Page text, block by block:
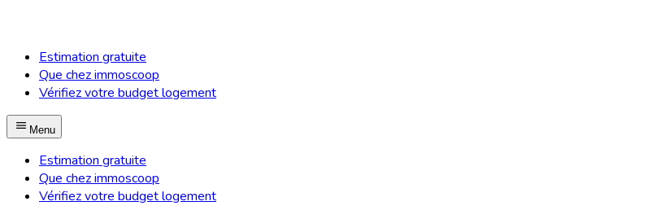
Estimation gratuite
Que chez immoscoop
Vérifiez votre budget logement
Menu
Estimation gratuite
Que chez immoscoop
Vérifiez votre budget logement